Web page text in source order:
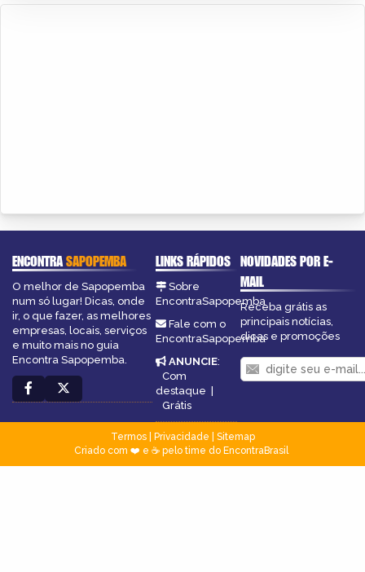
ENCONTRASAPOPEMBA
O melhor de Sapopemba
num só lugar! Dicas, onde
ir, o que fazer, as melhores
empresas, locais, serviços
e muito mais no guia
Encontra Sapopemba.
LINKS RÁPIDOS
Sobre
EncontraSapopemba
Fale com o
EncontraSapopemba
ANUNCIE:
Com
destaque |
Grátis
NOVIDADES POR E-
MAIL
Receba grátis as
principais notícias,
dicas e promoções
Termos| Privacidade
Sitemap
Criado com ❤️ e ☕ pelo time do EncontraBrasil